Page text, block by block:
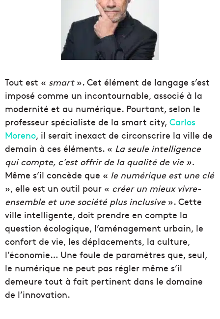
Tout est « smart». Cet élément de langage s’est
imposé comme un incontournable, associé à la
modernité et au numérique. Pourtant, selon le
professeur spécialiste de la smart city, Carlos
Moreno, il serait inexact de circonscrire la ville de
demain à ces éléments. « La seule intelligence
qui compte, c’est offrir de la qualité de vie ».
Même s’il concède que « le numérique est une clé
», elle est un outil pour « créer un mieux vivre-
ensemble et une société plus inclusive». Cette
ville intelligente, doit prendre en compte la
question écologique, l’aménagement urbain, le
confort de vie, les déplacements, la culture,
l’économie… Une foule de paramètres que, seul,
le numérique ne peut pas régler même s’il
demeure tout à fait pertinent dans le domaine
de l’innovation.